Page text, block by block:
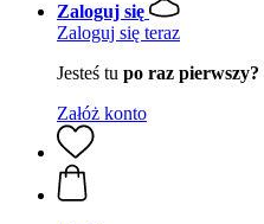
Zaloguj się
Zaloguj się teraz
Jesteś tu po raz pierwszy?
Załóż konto